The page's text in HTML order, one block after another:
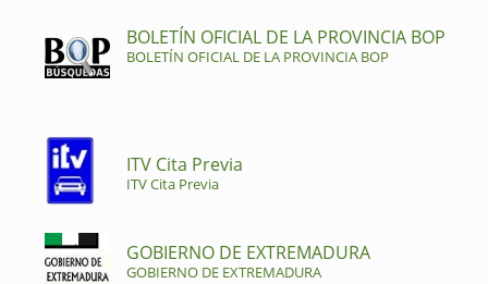
BOLETÍN OFICIAL DE LA PROVINCIA BOP
BOLETÍN OFICIAL DE LA PROVINCIA BOP
ITV Cita Previa
ITV Cita Previa
GOBIERNO DE EXTREMADURA
GOBIERNO DE EXTREMADURA